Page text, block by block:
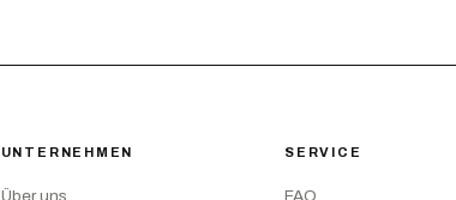
UNTERNEHMEN
Über uns
SERVICE
FAQ